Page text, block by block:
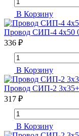
В Корзину
Провод СИП-4 4х50
336 ₽
В Корзину
Провод СИП-2
317 ₽
В Корзину